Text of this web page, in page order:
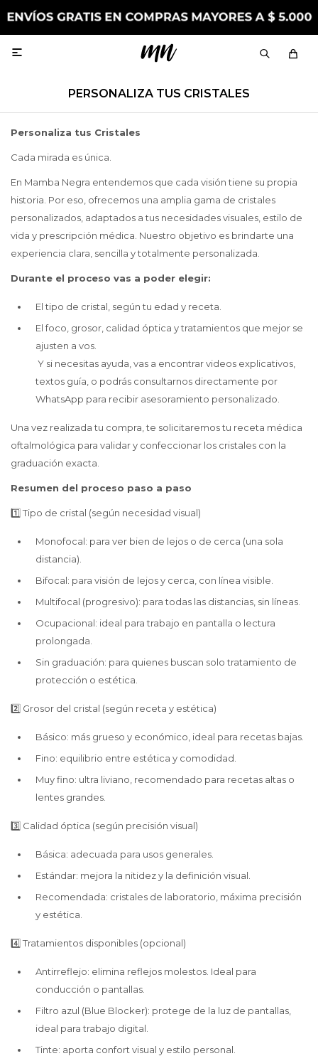

PERSONALIZA TUS CRISTALES
Personaliza tus Cristales
Cada mirada es única.
En Mamba Negra entendemos que cada visión tiene su propia
historia. Por eso, ofrecemos una amplia gama de cristales
personalizados, adaptados a tus necesidades visuales, estilo de
vida y prescripción médica. Nuestro objetivo es brindarte una
experiencia clara, sencilla y totalmente personalizada.
Durante el proceso vas a poder elegir:
El tipo de cristal, según tu edad y receta.
El foco, grosor, calidad óptica y tratamientos que mejor se
ajusten a vos.
Y si necesitas ayuda, vas a encontrar videos explicativos,
textos guía, o podrás consultarnos directamente por
WhatsApp para recibir asesoramiento personalizado.
Una vez realizada tu compra, te solicitaremos tu receta médica
oftalmológica para validar y confeccionar los cristales con la
graduación exacta.
Resumen del proceso paso a paso
1️⃣ Tipo de cristal (según necesidad visual)
Monofocal: para ver bien de lejos o de cerca (una sola
distancia).
Bifocal: para visión de lejos y cerca, con línea visible.
Multifocal (progresivo): para todas las distancias, sin líneas.
Ocupacional: ideal para trabajo en pantalla o lectura
prolongada.
Sin graduación: para quienes buscan solo tratamiento de
protección o estética.
2️⃣ Grosor del cristal (según receta y estética)
Básico: más grueso y económico, ideal para recetas bajas.
Fino: equilibrio entre estética y comodidad.
Muy fino: ultra liviano, recomendado para recetas altas o
lentes grandes.
3️⃣ Calidad óptica (según precisión visual)
Básica: adecuada para usos generales.
Estándar: mejora la nitidez y la definición visual.
Recomendada: cristales de laboratorio, máxima precisión
y estética.
4️⃣ Tratamientos disponibles (opcional)
Antirreflejo: elimina reflejos molestos. Ideal para
conducción o pantallas.
Filtro azul (Blue Blocker): protege de la luz de pantallas,
ideal para trabajo digital.
Tinte: aporta confort visual y estilo personal.